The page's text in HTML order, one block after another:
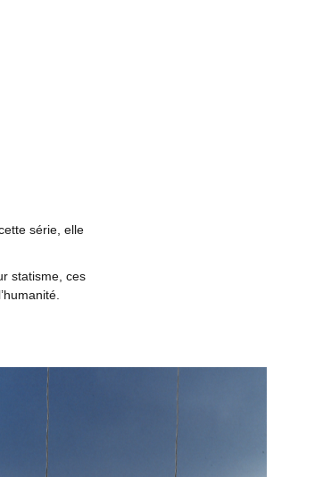
série, elle
statisme, ces